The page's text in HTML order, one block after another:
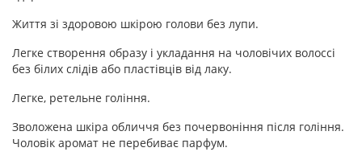
Життя зі здоровою шкірою голови без лупи.
Легке створення образу і укладання на чоловічих волоссі
без білих слідів або пластівців від лаку.
Легке, ретельне гоління.
Зволожена шкіра обличчя без почервоніння після гоління.
Чоловік аромат не перебиває парфум.